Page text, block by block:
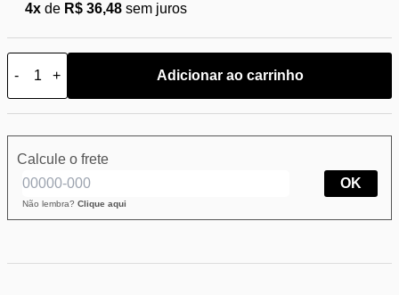
4x de R$ 36,48 sem juros
- + Adicionar ao carrinho
Calcule o frete
Não lembra? Clique aqui
OK